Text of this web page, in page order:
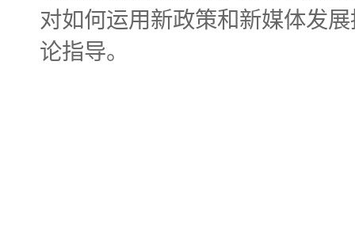
对如何运用新政策和新媒体发
论指导。